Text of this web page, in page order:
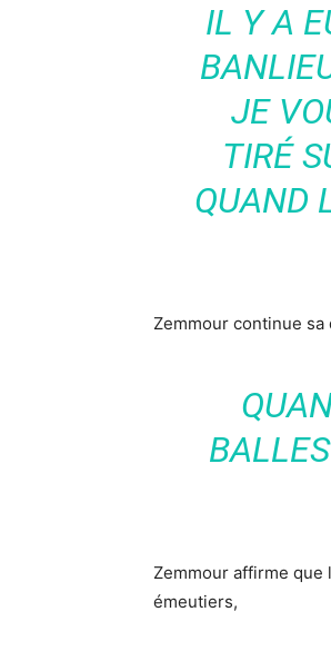
IL Y A
JE
TIRÉ
QUAND
Zemmour continue
Zemmour affirme que
émeutiers,